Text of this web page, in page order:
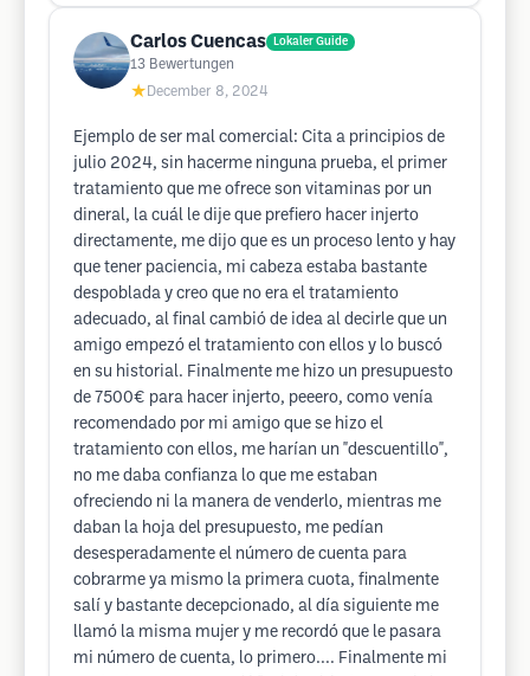
Carlos Cuencas Lokaler Guide
13 Bewertungen
★ December 8, 2024
Ejemplo de ser mal comercial: Cita a principios de
julio 2024, sin hacerme ninguna prueba, el primer
tratamiento que me ofrece son vitaminas por un
dineral, la cuál le dije que prefiero hacer injerto
directamente, me dijo que es un proceso lento y hay
que tener paciencia, mi cabeza estaba bastante
despoblada y creo que no era el tratamiento
adecuado, al final cambió de idea al decirle que un
amigo empezó el tratamiento con ellos y lo buscó
en su historial. Finalmente me hizo un presupuesto
de 7500€ para hacer injerto, peeero, como venía
recomendado por mi amigo que se hizo el
tratamiento con ellos, me harían un "descuentillo",
no me daba confianza lo que me estaban
ofreciendo ni la manera de venderlo, mientras me
daban la hoja del presupuesto, me pedían
desesperadamente el número de cuenta para
cobrarme ya mismo la primera cuota, finalmente
salí y bastante decepcionado, al día siguiente me
llamó la misma mujer y me recordó que le pasara
mi número de cuenta, lo primero.... Finalmente mi